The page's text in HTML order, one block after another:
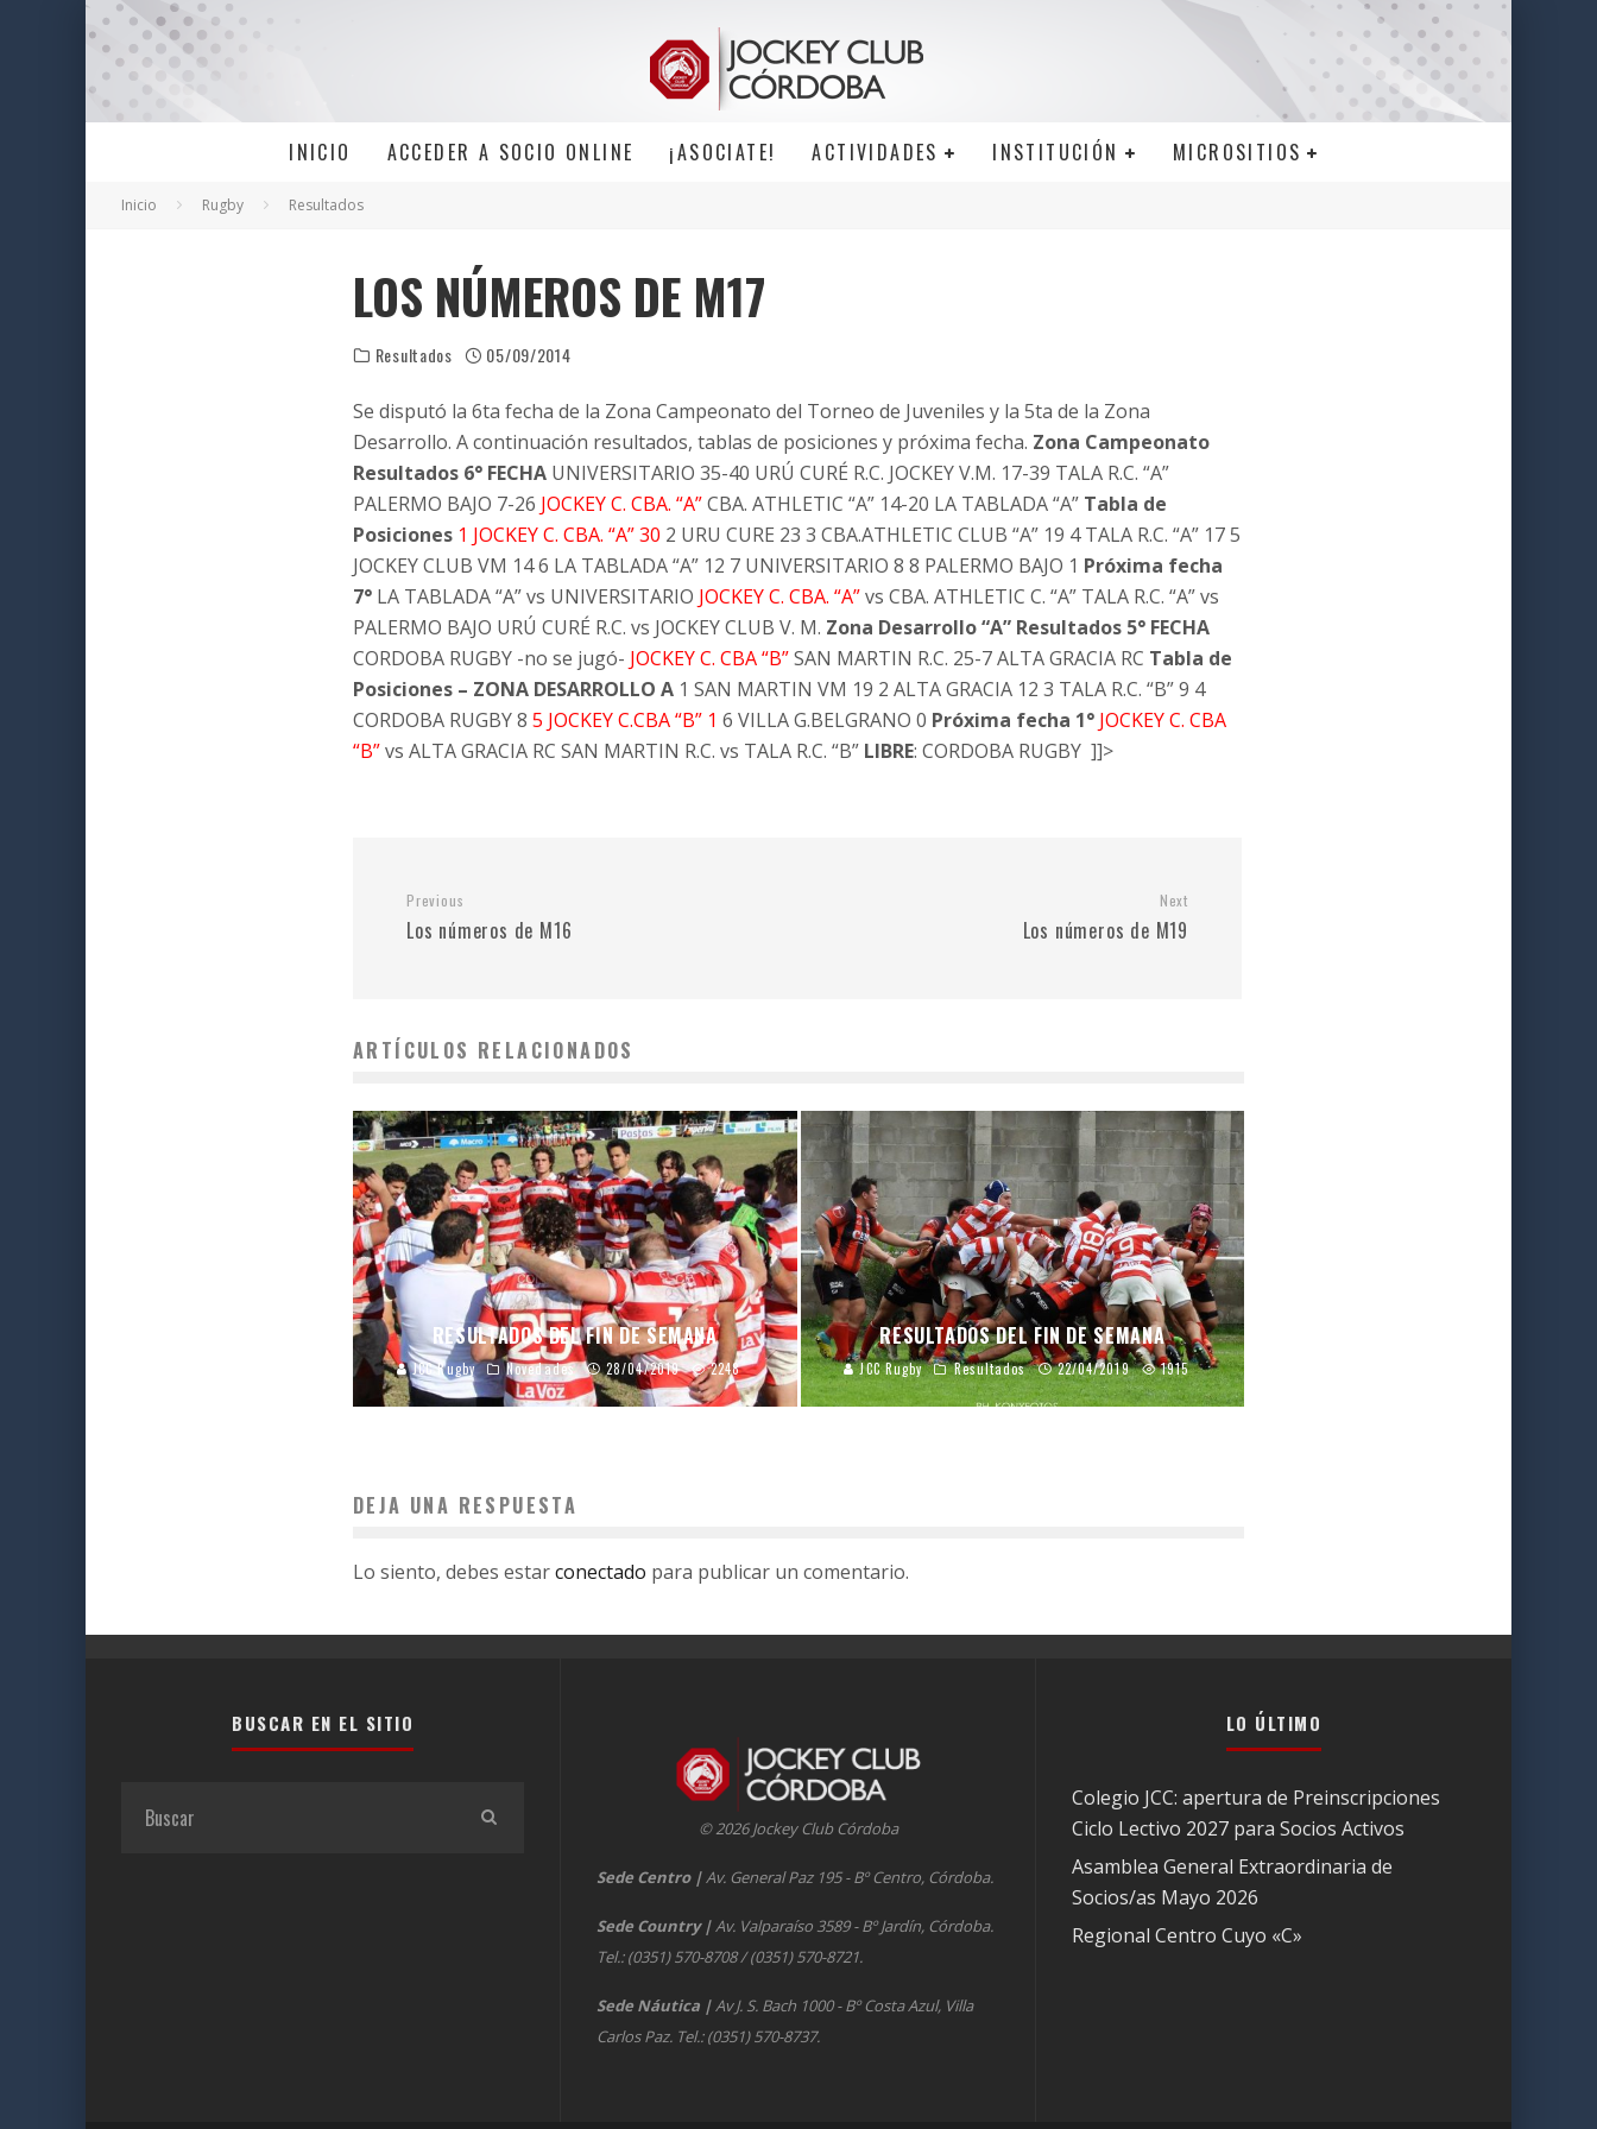
INICIO ACCEDER A SOCIO ONLINE ¡ASOCIATE! ACTIVIDADES INSTITUCIÓN MICROSITIOS
Inicio Rugby Resultados
LOS NÚMEROS DE M17
Resultados 05/09/2014
Se disputó la 6ta fecha de la Zona Campeonato del Torneo de Juveniles y la 5ta de la Zona
Desarrollo. A continuación resultados, tablas de posiciones y próxima fecha. Zona Campeonato
Resultados 6° FECHA UNIVERSITARIO 35-40 URÚ CURÉ R.C. JOCKEY V.M. 17-39 TALA R.C. “A”
PALERMO BAJO 7-26 JOCKEY C. CBA. “A”CBA. ATHLETIC “A” 14-20 LA TABLADA “A” Tabla de
Posiciones 1 JOCKEY C. CBA. “A” 30 2 URU CURE 23 3 CBA.ATHLETIC CLUB “A” 19 4 TALA R.C. “A” 17 5
JOCKEY CLUB VM 14 6 LA TABLADA “A” 12 7 UNIVERSITARIO 8 8 PALERMO BAJO 1 Próxima fecha
7° LA TABLADA “A” vs UNIVERSITARIO JOCKEY C. CBA. “A”vs CBA. ATHLETIC C. “A” TALA R.C. “A” vs
PALERMO BAJO URÚ CURÉ R.C. vs JOCKEY CLUB V. M. Zona Desarrollo “A” Resultados 5° FECHA
CORDOBA RUGBY -no se jugó- JOCKEY C. CBA “B”SAN MARTIN R.C. 25-7 ALTA GRACIA RC Tabla de
Posiciones – ZONA DESARROLLO A 1 SAN MARTIN VM 19 2 ALTA GRACIA 12 3 TALA R.C. “B” 9 4
CORDOBA RUGBY 8 5 JOCKEY C.CBA “B” 1 6 VILLA G.BELGRANO 0 Próxima fecha 1° JOCKEY C. CBA
“B”vs ALTA GRACIA RC SAN MARTIN R.C. vs TALA R.C. “B” LIBRE: CORDOBA RUGBY ]]>
Previous
Los números de M16
Next
Los números de M19
ARTÍCULOS RELACIONADOS
RESULTADOS DEL FIN DE SEMANA
JCC Rugby Novedades 28/04/2019 2248
RESULTADOS DEL FIN DE SEMANA
JCC Rugby Resultados 22/04/2019 1915
DEJA UNA RESPUESTA
Lo siento, debes estarconectado para publicar un comentario.
BUSCAR EN EL SITIO
© 2026 Jockey Club Córdoba
Sede Centro |Av. General Paz 195 - Bº Centro, Córdoba.
Sede Country |Av. Valparaíso 3589 - Bº Jardín, Córdoba.
Tel.: (0351) 570-8708 / (0351) 570-8721.
Sede Náutica |Av J. S. Bach 1000 - Bº Costa Azul, Villa
Carlos Paz. Tel.: (0351) 570-8737.
LO ÚLTIMO
Colegio JCC: apertura de Preinscripciones
Ciclo Lectivo 2027 para Socios Activos
Asamblea General Extraordinaria de
Socios/as Mayo 2026
Regional Centro Cuyo «C»